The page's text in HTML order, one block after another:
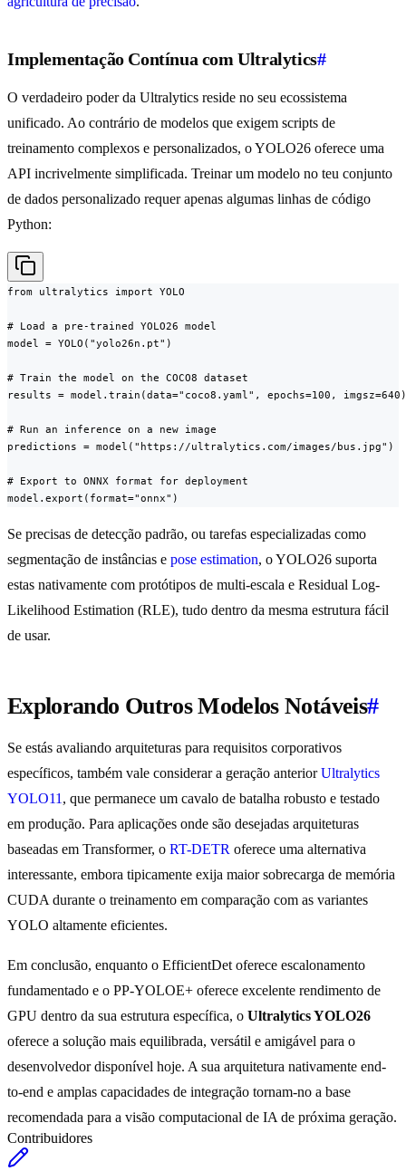
Implementação Contínua com Ultralytics#
O verdadeiro poder da Ultralytics reside no seu ecossistema
unificado. Ao contrário de modelos que exigem scripts de
treinamento complexos e personalizados, o YOLO26 oferece uma
API incrivelmente simplificada. Treinar um modelo no teu conjunto
de dados personalizado requer apenas algumas linhas de código
Python:
from ultralytics import YOLO
# Load a pre-trained YOLO26 model
model = YOLO("yolo26n.pt")
# Train the model on the COCO8 dataset
results = model.train(data="coco8.yaml", epochs=100, imgsz=640)
# Run an inference on a new image
predictions = model("https://ultralytics.com/images/bus.jpg")
# Export to ONNX format for deployment
model.export(format="onnx")
Se precisas de detecção padrão, ou tarefas especializadas como
segmentação de instâncias e pose estimation, o YOLO26 suporta
estas nativamente com protótipos de multi-escala e Residual Log-
Likelihood Estimation (RLE), tudo dentro da mesma estrutura fácil
de usar.
Explorando Outros Modelos Notáveis#
Se estás avaliando arquiteturas para requisitos corporativos
específicos, também vale considerar a geração anteriorUltralytics
YOLO11 , que permanece um cavalo de batalha robusto e testado
em produção. Para aplicações onde são desejadas arquiteturas
baseadas em Transformer, o RT-DETR oferece uma alternativa
interessante, embora tipicamente exija maior sobrecarga de memória
CUDA durante o treinamento em comparação com as variantes
YOLO altamente eficientes.
Em conclusão, enquanto o EfficientDet oferece escalonamento
fundamentado e o PP-YOLOE+ oferece excelente rendimento de
GPU dentro da sua estrutura específica, o Ultralytics YOLO26
oferece a solução mais equilibrada, versátil e amigável para o
desenvolvedor disponível hoje. A sua arquitetura nativamente end-
to-end e amplas capacidades de integração tornam-no a base
recomendada para a visão computacional de IA de próxima geração.
Contribuidores